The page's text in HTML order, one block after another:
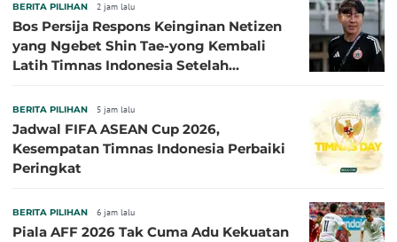
BERITA PILIHAN 2 jam lalu
Bos Persija Respons Keinginan Netizen
yang Ngebet Shin Tae-yong Kembali
Latih Timnas Indonesia Setelah
BERITA PILIHAN 5 jam lalu
Jadwal FIFA ASEAN Cup 2026,
Kesempatan Timnas Indonesia Perbaiki
Peringkat
BERITA PILIHAN 6 jam lalu
Piala AFF 2026 Tak Cuma Adu Kekuatan